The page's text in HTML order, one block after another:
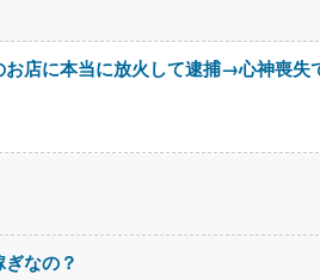
店に本当に放火して逮捕→心神喪
なの？